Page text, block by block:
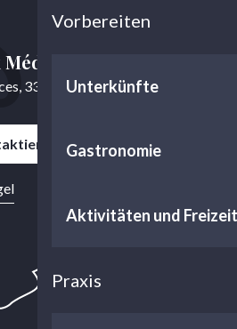
Vorbereiten
Unterkünfte
Gastronomie
Aktivitäten und Freizeit
Praxis
Tourisme
33460 Cussac-Fort-Médoc
Sie uns